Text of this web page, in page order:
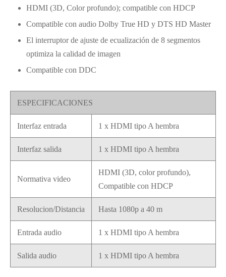
HDMI (3D, Color profundo); compatible con HDCP
Compatible con audio Dolby True HD y DTS HD Master
El interruptor de ajuste de ecualización de 8 segmentos
optimiza la calidad de imagen
Compatible con DDC
ESPECIFICACIONES
Interfaz entrada 1 x HDMI tipo A hembra
Interfaz salida 1 x HDMI tipo A hembra
Normativa video
HDMI (3D, color profundo),
Compatible con HDCP
Resolucion/Distancia Hasta 1080p a 40 m
Entrada audio 1 x HDMI tipo A hembra
Salida audio 1 x HDMI tipo A hembra